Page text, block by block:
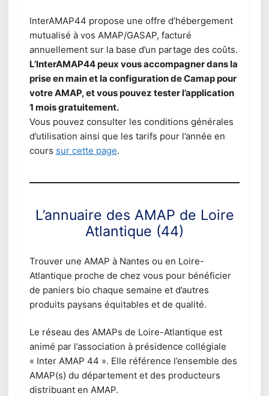
InterAMAP44 propose une offre d’hébergement
mutualisé à vos AMAP/GASAP, facturé
annuellement sur la base d’un partage des coûts.
L’InterAMAP44 peux vous accompagner dans la
prise en main et la configuration de Camap pour
votre AMAP, et vous pouvez tester l’application
1 mois gratuitement.
Vous pouvez consulter les conditions générales
d’utilisation ainsi que les tarifs pour l’année en
cours sur cette page.
L’annuaire des AMAP de Loire
Atlantique (44)
Trouver une AMAP à Nantes ou en Loire-
Atlantique proche de chez vous pour bénéficier
de paniers bio chaque semaine et d’autres
produits paysans équitables et de qualité.
Le réseau des AMAPs de Loire-Atlantique est
animé par l’association à présidence collégiale
« Inter AMAP 44 ». Elle référence l’ensemble des
AMAP(s) du département et des producteurs
distribuant en AMAP.